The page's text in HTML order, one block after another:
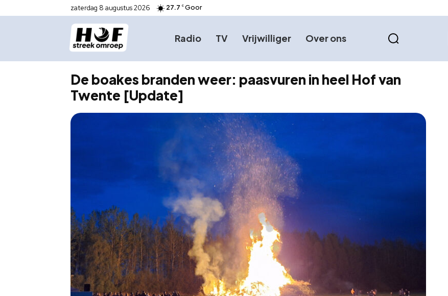
zaterdag 8 augustus 2026 27.7 C Goor
Radio TV Vrijwilliger Over ons
De boakes branden weer: paasvuren in heel Hof van
Twente [Update]